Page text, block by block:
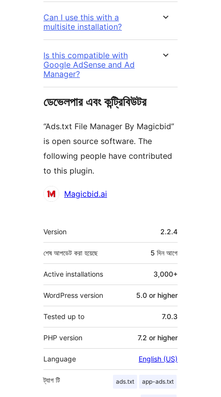
Can I use this with a
multisite installation?
Is this compatible with
Google AdSense and Ad
Manager?
ডেভেলপার এবং কন্ট্রিবিউটর
“Ads.txt File Manager By Magicbid”
is open source software. The
following people have contributed
to this plugin.
কন্ট্রিবিউটরMagicbid.ai
মেটা
Version 2.2.4
শেষ আপডেট করা হয়েছে 5 দিনআগে
Active installations 3,000+
WordPress version 5.0 or higher
Tested up to 7.0.3
PHP version 7.2 or higher
Language English (US)
ট্যাগ ads.txt app-ads.txt
টি